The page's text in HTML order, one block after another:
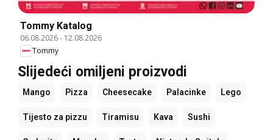
Tommy Katalog
06.08.2026- 12.08.2026
Tommy
Slijedeći omiljeni proizvodi
Mango Pizza Cheesecake Palacinke Lego
Tijesto za pizzu Tiramisu Kava Sushi